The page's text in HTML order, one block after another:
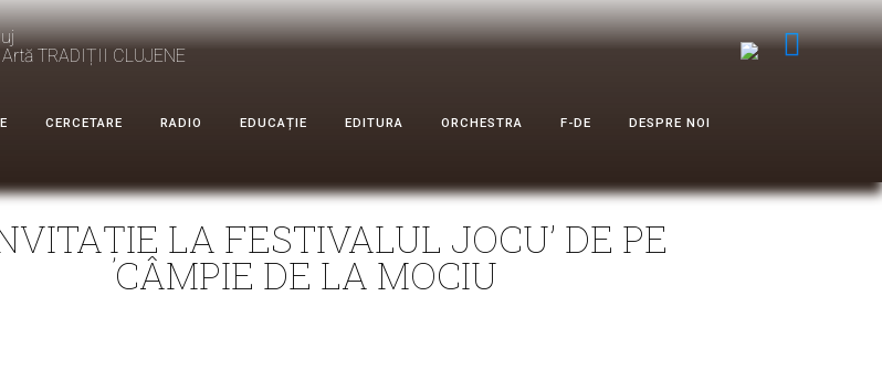
TRADIȚII CLUJENE
CERCETARE RADIO EDUCAȚIE EDITURA ORCHESTRA F-DE DESPRE NOI
LA FESTIVALUL JOCU’ DE PE
CÂMPIE DE LA MOCIU